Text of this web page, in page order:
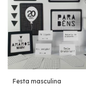
Festa masculina